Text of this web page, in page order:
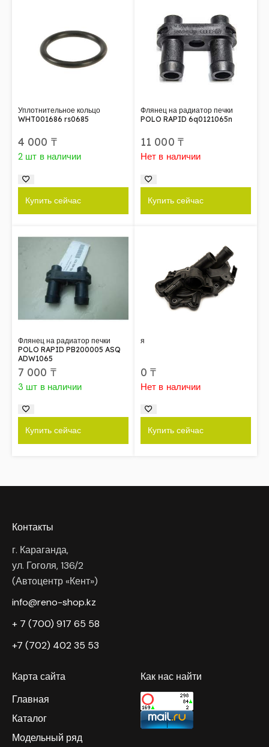
Уплотнительное кольцо
WHT001686 rs0685
4 000 ₸
2 шт в наличии
Купить сейчас
Флянец на радиатор печки
POLO RAPID 6q0121065n
11 000 ₸
Нет в наличии
Купить сейчас
Флянец на радиатор печки
POLO RAPID PB200005 ASQ
ADW1065
7 000 ₸
3 шт в наличии
Купить сейчас
я
0₸
Нет в наличии
Купить сейчас
Контакты
г. Караганда,
ул. Гоголя, 136/2
(Автоцентр «Кент»)
info@reno-shop.kz
+ 7 (700) 917 65 58
+7 (702) 402 35 53
Карта сайта
Главная
Каталог
Модельный ряд
Как нас найти